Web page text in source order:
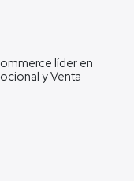
líder en
y Venta